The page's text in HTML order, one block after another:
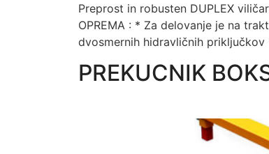
Preprost in robusten DUPLEX
OPREMA : * Za delovanje je na
dvosmernih hidravličnih
PREKUCNIK